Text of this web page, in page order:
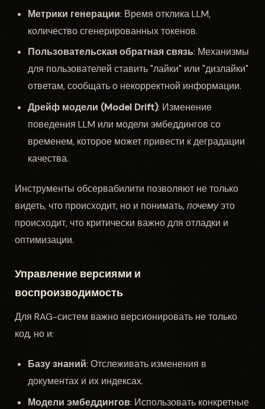
Метрики генерации: Время отклика LLM,
количество сгенерированных токенов.
Пользовательская обратная связь: Механизмы
для пользователей ставить "лайки" или "дизлайки"
ответам, сообщать о некорректной информации.
Дрейф модели (Model Drift): Изменение
поведения LLM или модели эмбеддингов со
временем, которое может привести к деградации
качества.
Инструменты обсервабилити позволяют не только
видеть, что происходит, но и понимать,почемуэто
происходит, что критически важно для отладки и
оптимизации.
Управление версиями и
воспроизводимость
Для RAG-систем важно версионировать не только
код, но и:
Базу знаний: Отслеживать изменения в
документах и их индексах.
Модели эмбеддингов: Использовать конкретные